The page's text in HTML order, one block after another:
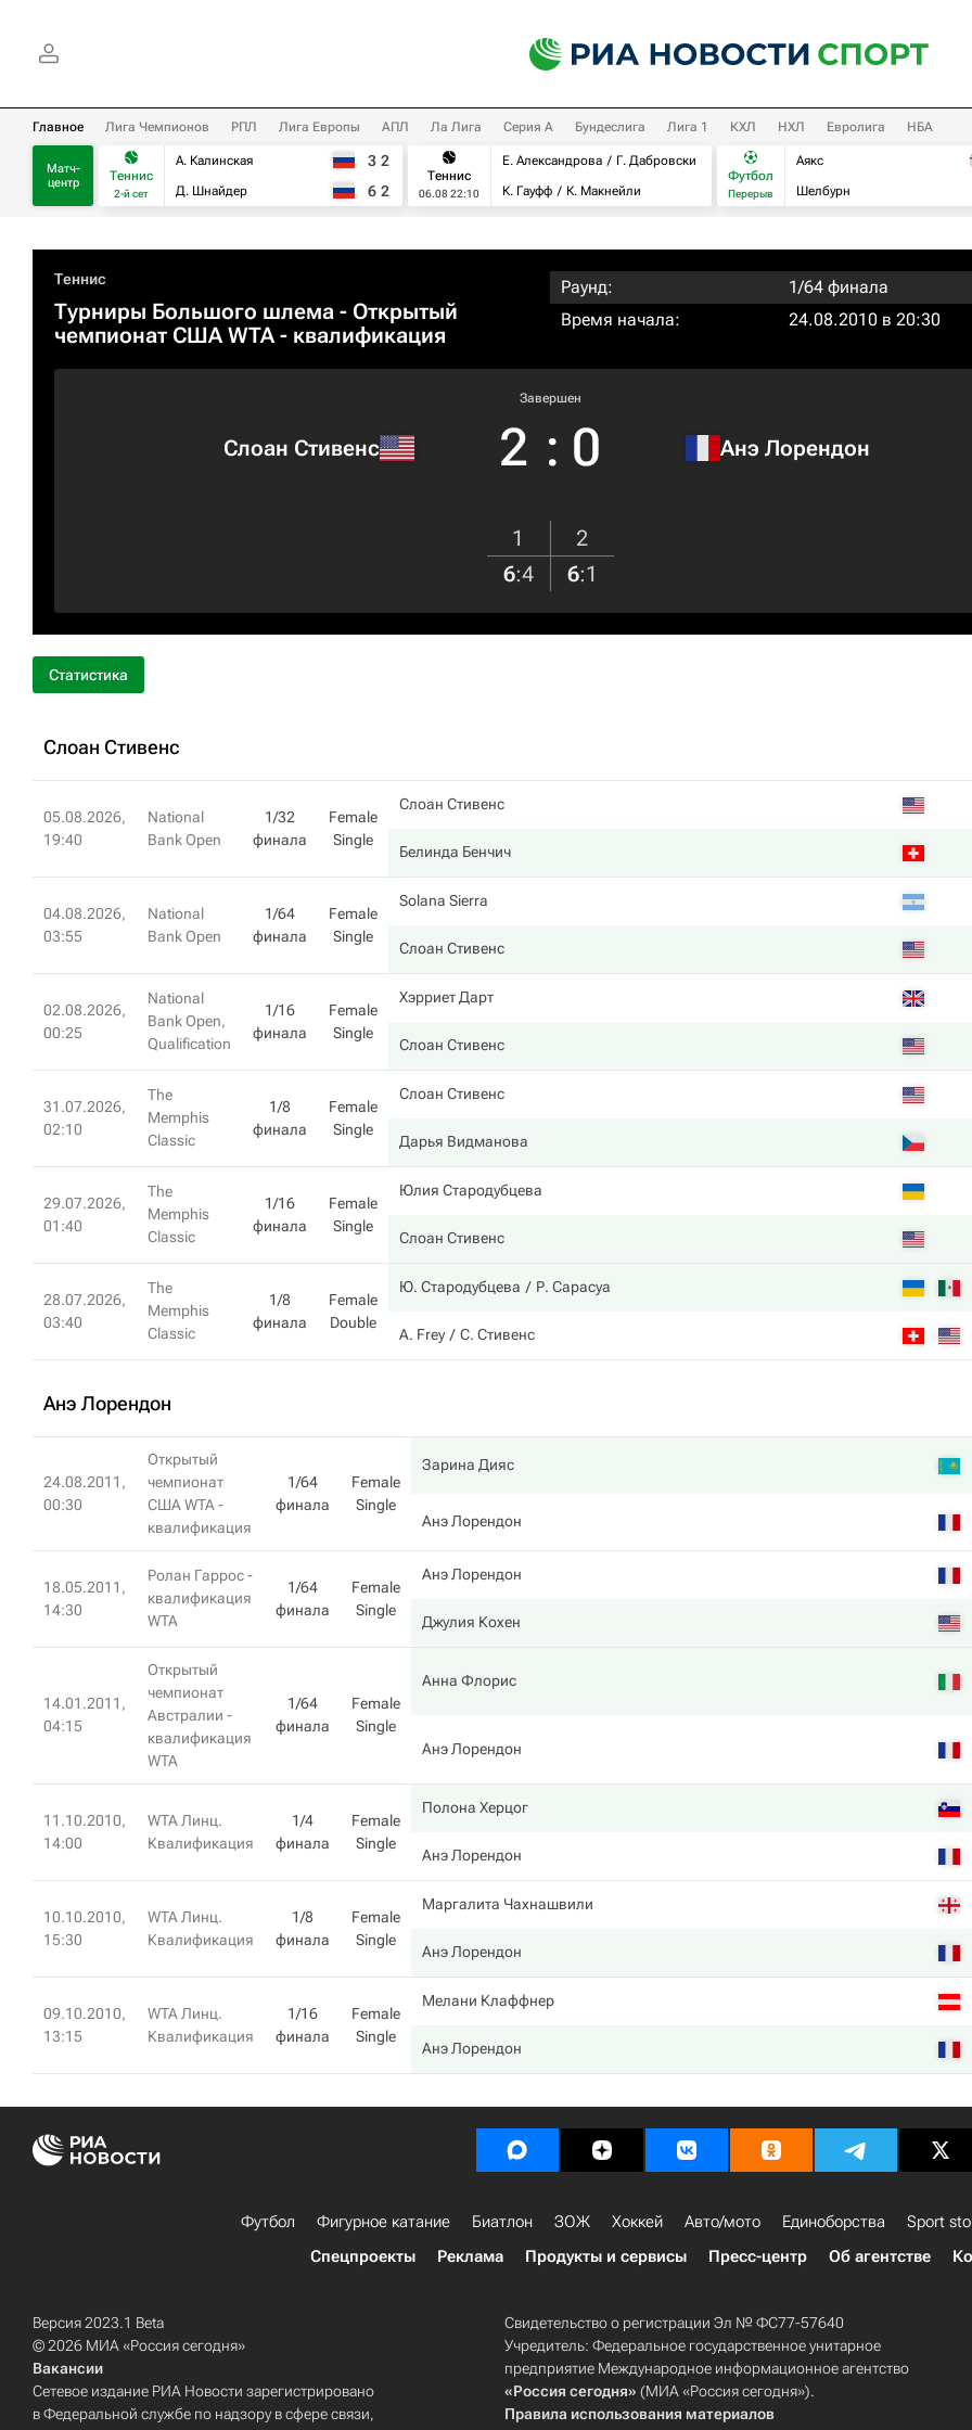
Главное Лига Чемпионов РПЛ Лига Европы АПЛ Ла Лига Серия А Бундеслига Лига 1 КХЛ НХЛ Евролига НБА
Матч-
центр
Теннис
2-й сет
А. Калинская
Д. Шнайдер
3 2
6 2
Теннис
06.08 22:10
Е. Александрова
Г. Дабровски
К. Гауфф
К. Макнейли
Футбол
Перерыв
Аякс
Шелбурн
Теннис
Турниры Большого шлема - Открытый
чемпионат США WTA - квалификация
Раунд:
1/64 финала
Время начала:
24.08.2010 в 20:30
Слоан Стивенс
Завершен
2 : 0 Анэ Лорендон
1
2
6:4 6:1
Статистика
Слоан Стивенс
05.08.2026,
19:40
National
Bank Open
1/32
финала
Female
Single
Слоан Стивенс
Белинда Бенчич
04.08.2026,
03:55
National
Bank Open
1/64
финала
Female
Single
Solana Sierra
Слоан Стивенс
02.08.2026,
00:25
National
Bank Open,
Qualification
1/16
финала
Female
Single
Хэрриет Дарт
Слоан Стивенс
31.07.2026,
02:10
The
Memphis
Classic
1/8
финала
Female
Single
Слоан Стивенс
Дарья Видманова
29.07.2026,
01:40
The
Memphis
Classic
1/16
финала
Female
Single
Юлия Стародубцева
Слоан Стивенс
28.07.2026,
03:40
The
Memphis
Classic
1/8
финала
Female
Double
Ю. Стародубцева Р. Сарасуа
A. Frey С. Стивенс
Анэ Лорендон
24.08.2011,
00:30
Открытый
чемпионат
США WTA -
квалификация
1/64
финала
Female
Single
Зарина Дияс
Анэ Лорендон
18.05.2011,
14:30
Ролан Гаррос -
квалификация
WTA
1/64
финала
Female
Single
Анэ Лорендон
Джулия Кохен
14.01.2011,
04:15
Открытый
чемпионат
Австралии -
квалификация
WTA
1/64
финала
Female
Single
Анна Флорис
Анэ Лорендон
11.10.2010,
14:00
WTA Линц.
Квалификация
1/4
финала
Female
Single
Полона Херцог
Анэ Лорендон
10.10.2010,
15:30
WTA Линц.
Квалификация
1/8
финала
Female
Single
Маргалита Чахнашвили
Анэ Лорендон
09.10.2010,
13:15
WTA Линц.
Квалификация
1/16
финала
Female
Single
Мелани Клаффнер
Анэ Лорендон
Футбол Фигурное катание Биатлон ЗОЖ Хоккей Авто/мото Единоборства Sport
Спецпроекты
Реклама Продукты и сервисы Пресс-центр Об агентстве
Версия 2023.1 Beta
© 2026 МИА «Россия сегодня»
Вакансии
Сетевое издание РИА Новости зарегистрировано
в Федеральной службе по надзору в сфере связи,
Свидетельство о регистрации Эл № ФС77-57640
Учредитель: Федеральное государственное унитарное
предприятие Международное информационное агентство
«Россия сегодня» (МИА «Россия сегодня»).
Правила использования материалов